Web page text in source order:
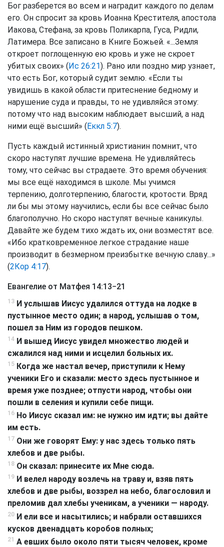
Бог разберется во всем и наградит каждого по делам
его. Он спросит за кровь Иоанна Крестителя, апостола
Иакова, Стефана, за кровь Поликарпа, Гуса, Ридли,
Латимера. Все записано в Книге Божьей. «...Земля
откроет поглощенную ею кровь и уже не скроет
убитых своих» (Ис 26:21). Рано или поздно мир узнает,
что есть Бог, который судит землю. «Если ты
увидишь в какой области притеснение бедному и
нарушение суда и правды, то не удивляйся этому:
потому что над высоким наблюдает высший, а над
ними ещё высший» (Еккл 5:7).
Пусть каждый истинный христианин помнит, что
скоро наступят лучшие времена. Не удивляйтесь
тому, что сейчас вы страдаете. Это время обучения:
мы все ещё находимся в школе. Мы учимся
терпению, долготерпению, благости, кротости. Вряд
ли бы мы этому научились, если бы все сейчас было
благополучно. Но скоро наступят вечные каникулы.
Давайте же будем тихо ждать их, они возместят все.
«Ибо кратковременное легкое страдание наше
производит в безмерном преизбытке вечную славу...»
(2Кор 4:17).
Евангелие от Матфея 14:13−21
13 И услышав Иисус удалился оттуда на лодке в
пустынное место один; а народ, услышав о том,
пошел за Ним из городов пешком.
14 И вышед Иисус увидел множество людей и
сжалился над ними и исцелил больных их.
15 Когда же настал вечер, приступили к Нему
ученики Его и сказали: место здесь пустынное и
время уже позднее; отпусти народ, чтобы они
пошли в селения и купили себе пищи.
16 Но Иисус сказал им: не нужно им идти; вы дайте
им есть.
17 Они же говорят Ему: у нас здесь только пять
хлебов и две рыбы.
18 Он сказал: принесите их Мне сюда.
19 И велел народу возлечь на траву и, взяв пять
хлебов и две рыбы, воззрел на небо, благословил и
преломив дал хлебы ученикам, а ученики — народу.
20 И ели все и насытились; и набрали оставшихся
кусков двенадцать коробов полных;
21 А евших было около пяти тысяч человек, кроме